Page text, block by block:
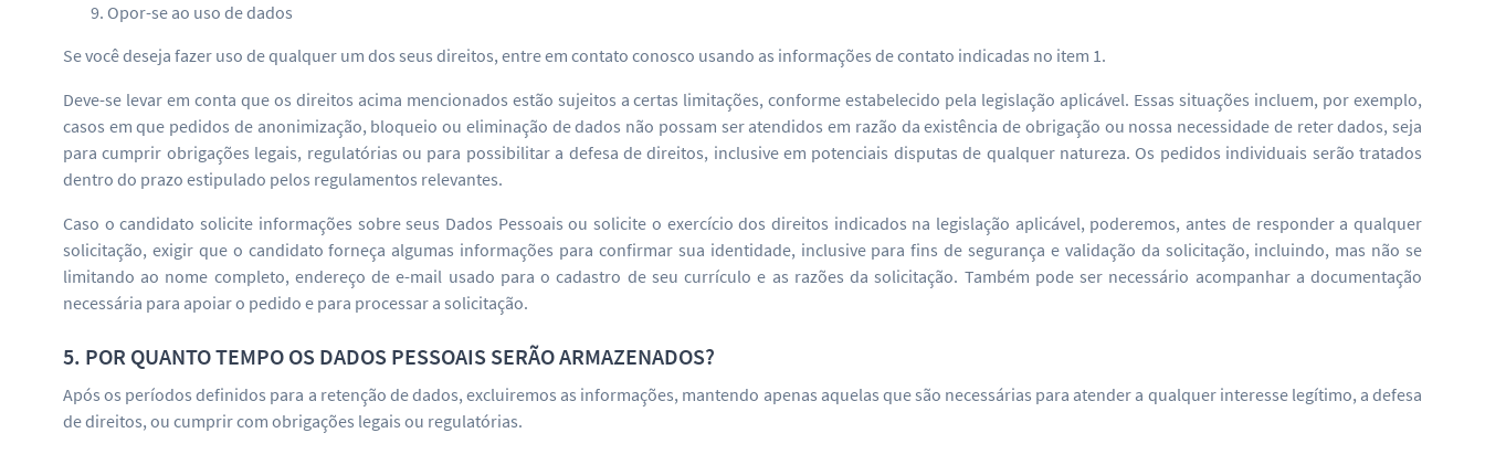
Opor-se ao uso de dados
Se você deseja fazer uso de qualquer um dos seus direitos, entre em contato conosco usando as informações de contato indicadas no item 1.
Deve-se levar em conta que os direitos acima mencionados estão sujeitos a certas limitações, conforme estabelecido pela legislação aplicável. Essas situações incluem, por exemplo,
casos em que pedidos de anonimização, bloqueio ou eliminação de dados não possam ser atendidos em razão da existência de obrigação ou nossa necessidade de reter dados, seja
para cumprir obrigações legais, regulatórias ou para possibilitar a defesa de direitos, inclusive em potenciais disputas de qualquer natureza. Os pedidos individuais serão tratados
dentro do prazo estipulado pelos regulamentos relevantes.
Caso o candidato solicite informações sobre seus Dados Pessoais ou solicite o exercício dos direitos indicados na legislação aplicável, poderemos, antes de responder a qualquer
solicitação, exigir que o candidato forneça algumas informações para confirmar sua identidade, inclusive para fins de segurança e validação da solicitação, incluindo, mas não se
limitando ao nome completo, endereço de e-mail usado para o cadastro de seu currículo e as razões da solicitação. Também pode ser necessário acompanhar a documentação
necessária para apoiar o pedido e para processar a solicitação.
5. POR QUANTO TEMPO OS DADOS PESSOAIS SERÃO ARMAZENADOS?
Após os períodos definidos para a retenção de dados, excluiremos as informações, mantendo apenas aquelas que são necessárias para atender a qualquer interesse legítimo, a defesa
de direitos, ou cumprir com obrigações legais ou regulatórias.